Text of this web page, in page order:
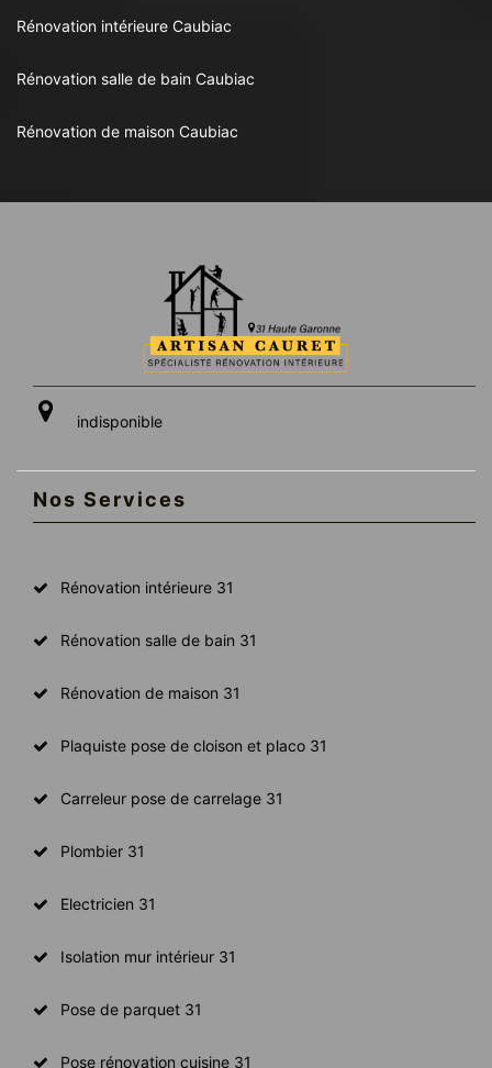
Rénovation intérieure Caubiac
Rénovation salle de bain Caubiac
Rénovation de maison Caubiac
indisponible
Nos Services
Rénovation intérieure 31
Rénovation salle de bain 31
Rénovation de maison 31
Plaquiste pose de cloison et placo 31
Carreleur pose de carrelage 31
Plombier 31
Electricien 31
Isolation mur intérieur 31
Pose de parquet 31
Pose rénovation cuisine 31